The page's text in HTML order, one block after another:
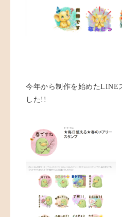
今年から制作を始めたLINE
した!!